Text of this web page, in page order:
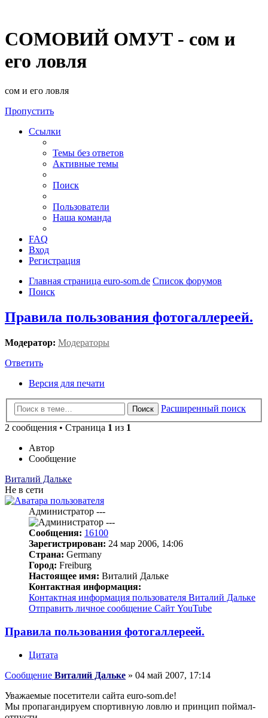
СОМОВИЙ ОМУТ - сом и
его ловля
сом и его ловля
Пропустить
Ссылки
Темы без ответов
Активные темы
Поиск
Пользователи
Наша команда
FAQ
Вход
Регистрация
Главная страница euro-som.de Список форумов
Поиск
Правила пользования фотогаллереей.
Модератор: Модераторы
Ответить
Версия для печати
Поиск
Расширенный поиск
2 сообщения • Страница 1 из 1
Автор
Сообщение
Виталий Дальке
Не в сети
Администратор ---
Сообщения: 16100
Зарегистрирован: 24 мар 2006, 14:06
Страна: Germany
Город: Freiburg
Настоящее имя: Виталий Дальке
Контактная информация:
Контактная информация пользователя Виталий Дальке
Отправить личное сообщение Сайт YouTube
Правила пользования фотогаллереей.
Цитата
Сообщение Виталий Дальке » 04 май 2007, 17:14
Уважаемые посетители сайта euro-som.de!
Мы пропагандируем спортивную ловлю и принцип поймал-